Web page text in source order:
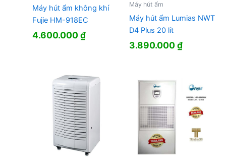
Máy hút ẩm không khí
Fujie HM-918EC
4.600.000₫
Máy hút ẩm
Máy hút ẩm Lumias NWT
D4 Plus 20 lít
3.890.000₫